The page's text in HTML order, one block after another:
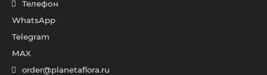
Телефон
WhatsApp
Telegram
MAX
order@planetaflora.ru